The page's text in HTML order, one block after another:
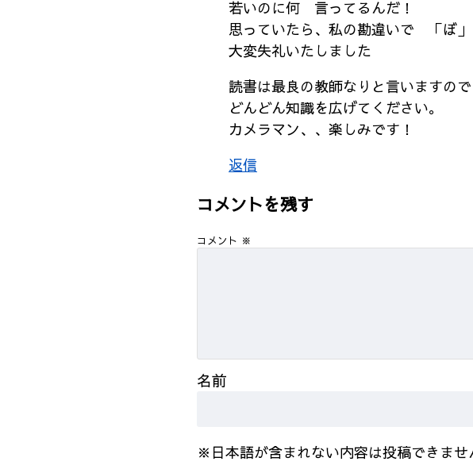
若いのに何 言ってるんだ！
思っていたら、私の勘違いで 「ぼ」
大変失礼いたしました
読書は最良の教師なりと言いますので
どんどん知識を広げてください。
カメラマン、、楽しみです！
返信
コメントを残す
コメント ※
名前
※日本語が含まれない内容は投稿できませ